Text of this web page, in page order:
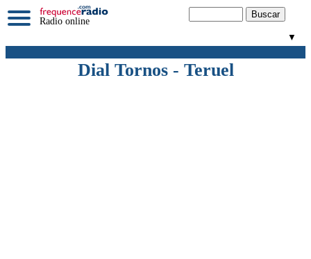
Radio online
▼
Dial Tornos - Teruel